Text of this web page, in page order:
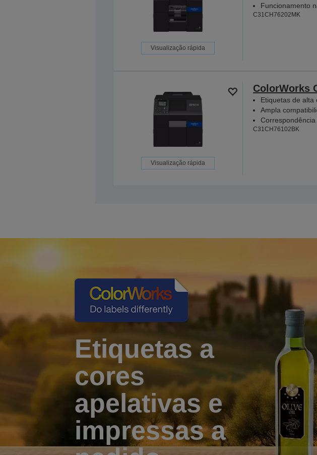
Visualização rápida
Funcionamento
C31CH76202MK
Visualização rápida
ColorWorks
Etiquetas de alta
Ampla
C31CH76102BK
Etiquetas a
cores
apelativas e
impressas a